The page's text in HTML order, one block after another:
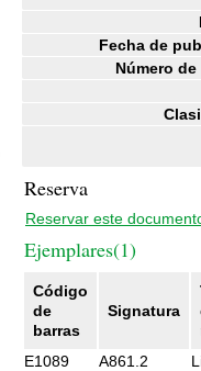
Fecha de
Número
Reserva
Reservar este
Ejemplares(1)
Código
de
barras
Signatura
E1089
A861.2